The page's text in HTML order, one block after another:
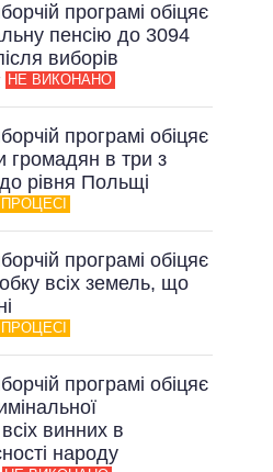
програмі обіцяє
пенсію до 3094
виборів
НЕ ВИКОНАНО
програмі обіцяє
громадян в три з
рівня Польщі
програмі обіцяє
всіх земель, що
програмі обіцяє
винних в
народу